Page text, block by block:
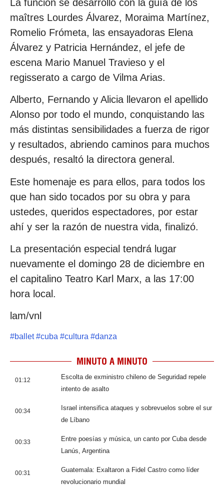
La función se desarrolló con la guía de los
maîtres Lourdes Álvarez, Moraima Martínez,
Romelio Frómeta, las ensayadoras Elena
Álvarez y Patricia Hernández, el jefe de
escena Mario Manuel Travieso y el
regisserato a cargo de Vilma Arias.
Alberto, Fernando y Alicia llevaron el apellido
Alonso por todo el mundo, conquistando las
más distintas sensibilidades a fuerza de rigor
y resultados, abriendo caminos para muchos
después, resaltó la directora general.
Este homenaje es para ellos, para todos los
que han sido tocados por su obra y para
ustedes, queridos espectadores, por estar
ahí y ser la razón de nuestra vida, finalizó.
La presentación especial tendrá lugar
nuevamente el domingo 28 de diciembre en
el capitalino Teatro Karl Marx, a las 17:00
hora local.
lam/vnl
#ballet#cuba #cultura #danza
MINUTO A MINUTO
01:12
Escolta de exministro chileno de Seguridad repele
intento de asalto
00:34
Israel intensifica ataques y sobrevuelos sobre el sur
de Líbano
00:33
Entre poesías y música, un canto por Cuba desde
Lanús, Argentina
00:31
Guatemala: Exaltaron a Fidel Castro como líder
revolucionario mundial